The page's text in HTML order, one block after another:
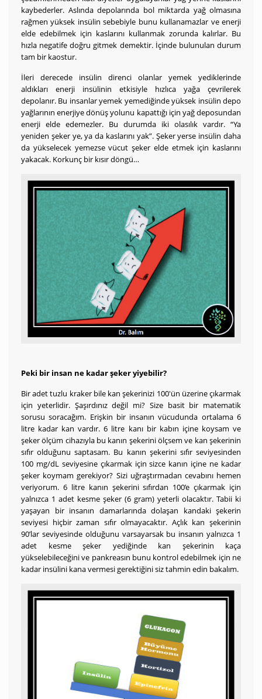
kaybederler. Aslında depolarında bol miktarda yağ olmasına
rağmen yüksek insülin sebebiyle bunu kullanamazlar ve enerji
elde edebilmek için kaslarını kullanmak zorunda kalırlar. Bu
hızla negatife doğru gitmek demektir. İçinde bulunulan durum
tam bir kaostur.
İleri derecede insülin direnci olanlar yemek yediklerinde
aldıkları enerji insülinin etkisiyle hızlıca yağa çevrilerek
depolanır. Bu insanlar yemek yemediğinde yüksek insülin depo
yağlarının enerjiye dönüş yolunu kapattığı için yağ deposundan
enerji elde edemezler. Bu durumda iki olasılık vardır. “Ya
yeniden şeker ye, ya da kaslarını yak”. Şeker yerse insülin daha
da yükselecek yemezse vücut şeker elde etmek için kaslarını
yakacak. Korkunç bir kısır döngü…
Peki bir insan ne kadar şeker yiyebilir?
Bir adet tuzlu kraker bile kan şekerinizi 100'ün üzerine çıkarmak
için yeterlidir. Şaşırdınız değil mi? Size basit bir matematik
sorusu soracağım. Erişkin bir insanın vücudunda ortalama 6
litre kadar kan vardır. 6 litre kanı bir kabın içine koysam ve
şeker ölçüm cihazıyla bu kanın şekerini ölçsem ve kan şekerinin
sıfır olduğunu saptasam. Bu kanın şekerini sıfır seviyesinden
100 mg/dL seviyesine çıkarmak için sizce kanın içine ne kadar
şeker koymam gerekiyor? Sizi uğraştırmadan cevabını hemen
veriyorum. 6 litre kanın şekerini sıfırdan 100’e çıkarmak için
yalnızca 1 adet kesme şeker (6 gram) yeterli olacaktır. Tabii ki
yaşayan bir insanın damarlarında dolaşan kandaki şekerin
seviyesi hiçbir zaman sıfır olmayacaktır. Açlık kan şekerinin
90’lar seviyesinde olduğunu varsayarsak bu insanın yalnızca 1
adet kesme şeker yediğinde kan şekerinin kaça
yükselebileceğini ve pankreasın bunu kontrol edebilmek için ne
kadar insülini kana vermesi gerektiğini siz tahmin edin bakalım.